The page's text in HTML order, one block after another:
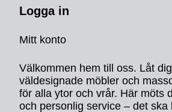
Logga in
Mitt konto
Välkommen hem till oss. Låt
väldesignade möbler och
för alla ytor och vrår. Här möts
och personlig service – det ska